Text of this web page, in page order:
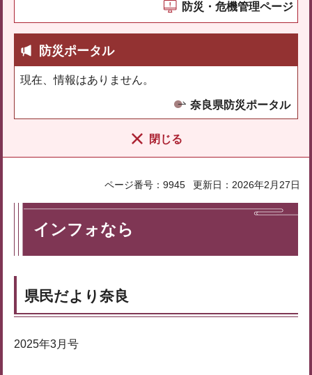
防災・危機管理ページ
防災ポータル
現在、情報はありません。
奈良県防災ポータル
閉じる
ページ番号：9945 更新日：2026年2月27日
インフォなら
県民だより奈良
2025年3月号